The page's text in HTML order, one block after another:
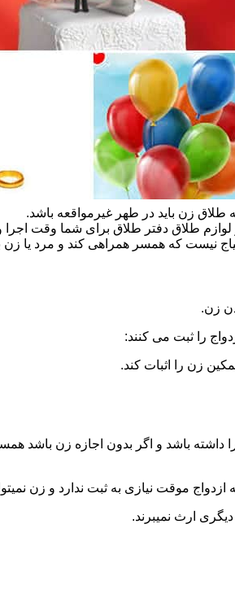
زن باید در طهر غیرمواقعه باشد.
طلاق دفتر طلاق برای شما وقت اجرا
نیست که همسر همراهی کند و مرد یا زن
زن.
را ثبت می کنند:
زن را اثبات کند.
باشد و اگر بدون اجازه زن باشد
موقت نیازی به ثبت ندارد و زن
ارث نمیبرند.